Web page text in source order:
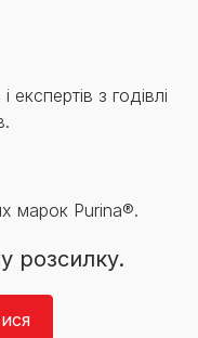
з годівлі
марок Purina®.
розсилку.